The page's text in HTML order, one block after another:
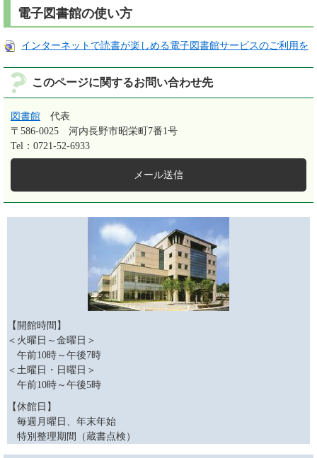
電子図書館の使い方
インターネットで読書が楽しめる電子図書館サービスのご利用を
このページに関するお問い合わせ先
図書館
代表
〒586-0025
河内長野市昭栄町7番1号
Tel：0721-52-6933
メール送信
【開館時間】
＜火曜日～金曜日＞
午前10時～午後7時
＜土曜日・日曜日＞
午前10時～午後5時
【休館日】
毎週月曜日、年末年始
特別整理期間（蔵書点検）